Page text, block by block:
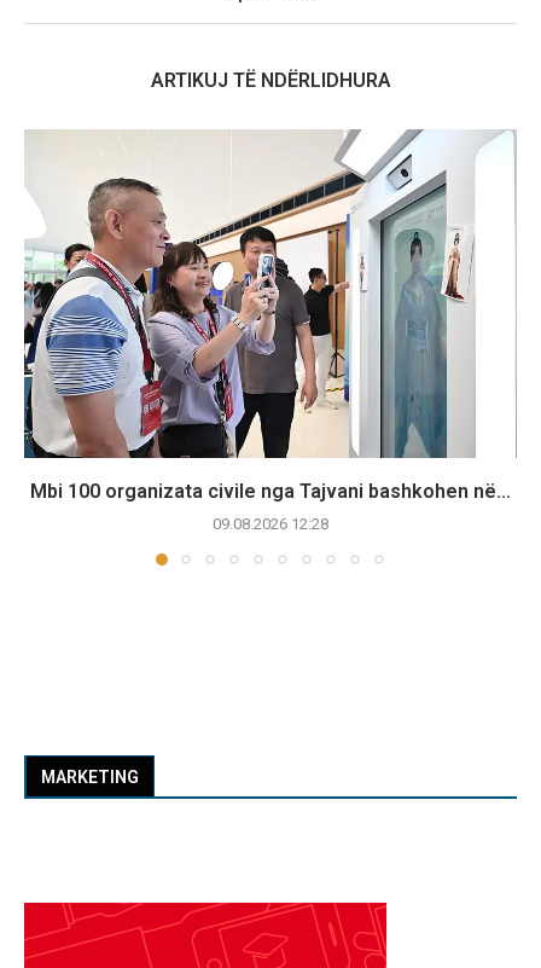
ARTIKUJ TË NDËRLIDHURA
Mbi 100 organizata civile nga Tajvani bashkohen në...
09.08.2026 12:28
MARKETING